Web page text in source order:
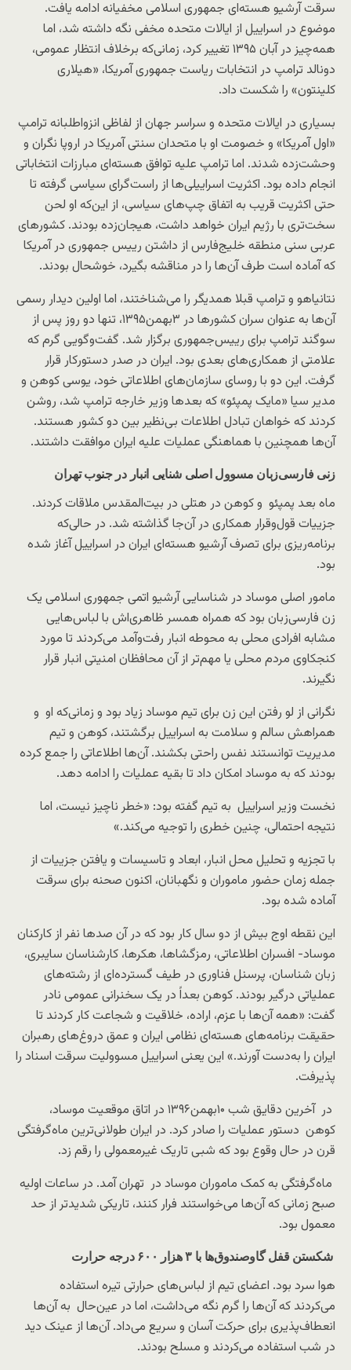
سرقت آرشیو هسته‌ای جمهوری اسلامی مخفیانه ادامه یافت.
موضوع در اسراییل از ایالات متحده مخفی نگه داشته شد، اما
همه‌چیز در آبان ۱۳۹۵ تغییر کرد، زمانی‌که برخلاف انتظار عمومی،
دونالد ترامپ در انتخابات ریاست جمهوری آمریکا، «هیلاری
کلینتون» را شکست داد.
بسیاری در ایالات متحده و سراسر جهان از لفاظی انزواطلبانه ترامپ
«اول آمریکا» و خصومت او با متحدان سنتی آمریکا در اروپا نگران و
وحشت‌زده شدند. اما ترامپ علیه توافق هسته‌ای مبارزات انتخاباتی
انجام داده بود. اکثریت اسراییلی‌ها از راست‌گرای سیاسی گرفته تا
حتی اکثریت قریب به اتفاق چپ‌های سیاسی، از این‌که او لحن
سخت‌تری با رژیم ایران خواهد داشت، هیجان‌زده بودند. کشورهای
عربی سنی منطقه خلیج‌فارس از داشتن رییس جمهوری در آمریکا
که آماده است طرف آن‌ها را در مناقشه بگیرد، خوشحال بودند.
نتانیاهو و ترامپ قبلا همدیگر را می‌شناختند، اما اولین دیدار رسمی
آن‌ها به عنوان سران کشورها در ۳بهمن۱۳۹۵، تنها دو روز پس از
سوگند ترامپ برای رییس‌جمهوری برگزار شد. گفت‌وگویی گرم که
علامتی از همکاری‌های بعدی بود. ایران در صدر دستورکار قرار
گرفت. این دو با روسای سازمان‌های اطلاعاتی خود، یوسی کوهن و
مدیر سیا «مایک پمپئو» که بعدها وزیر خارجه ترامپ شد، روشن
کردند که خواهان تبادل اطلاعات بی‌نظیر بین دو کشور هستند.
آن‌ها همچنین با هماهنگی عملیات علیه ایران موافقت داشتند.
زنی فارسی‌زبان مسوول اصلی شنایی انبار در جنوب تهران
ماه بعد پمپئو و کوهن در هتلی در بیت‌المقدس ملاقات کردند.
جزییات قول‌و‌قرار همکاری در آن‌جا گذاشته شد. در حالی‌که
برنامه‌ریزی برای تصرف آرشیو هسته‌ای ایران در اسراییل آغاز شده
بود.
مامور اصلی موساد در شناسایی آرشیو اتمی جمهوری اسلامی یک
زن فارسی‌زبان بود که همراه همسر ظاهری‌اش با لباس‌هایی
مشابه افرادی محلی به محوطه انبار رفت‌وآمد می‌کردند تا مورد
کنجکاوی مردم محلی یا مهم‌تر از آن محافظان امنیتی انبار قرار
نگیرند.
نگرانی از لو رفتن این زن برای تیم موساد زیاد بود و زمانی‌که او و
همراهش سالم و سلامت به اسراییل برگشتند، کوهن و تیم
مدیریت توانستند نفس راحتی بکشند. آن‌ها اطلاعاتی را جمع کرده
بودند که به موساد امکان داد تا بقیه عملیات را ادامه دهد.
نخست وزیر اسراییل به تیم گفته بود: «خطر ناچیز نیست، اما
نتیجه احتمالی، چنین خطری را توجیه می‌کند.»
با تجزیه و تحلیل محل انبار، ابعاد و تاسیسات و یافتن جزییات از
جمله زمان حضور ماموران و نگهبانان، اکنون صحنه برای سرقت
آماده شده بود.
این نقطه اوج بیش از دو سال کار بود که در آن صدها نفر از کارکنان
موساد- افسران اطلاعاتی، رمزگشاها، هکرها، کارشناسان سایبری،
زبان شناسان، پرسنل فناوری در طیف گسترده‌ای از رشته‌های
عملیاتی درگیر بودند. کوهن بعداً در یک سخنرانی عمومی نادر
گفت: «همه آن‌ها با عزم، اراده، خلاقیت و شجاعت کار کردند تا
حقیقت برنامه‌های هسته‌ای نظامی ایران و عمق دروغ‌های رهبران
ایران را به‌دست آورند.» این یعنی اسراییل مسوولیت سرقت اسناد را
پذیرفت.
در آخرین دقایق شب ۱۰بهمن۱۳۹۶ در اتاق موقعیت موساد،
کوهن دستور عملیات را صادر کرد. در ایران طولانی‌ترین ماه‌گرفتگی
قرن در حال وقوع بود که شبی تاریک غیرمعمولی را رقم زد.
ماه‌گرفتگی به کمک ماموران موساد در تهران آمد. در ساعات اولیه
صبح زمانی که آن‌ها می‌خواستند فرار کنند، تاریکی شدیدتر از حد
معمول بود.
شکستن قفل گاوصندوق‌ها با ۳ هزار ۶۰۰ درجه حرارت
هوا سرد بود. اعضای تیم از لباس‌های حرارتی تیره استفاده
می‌کردند که آن‌ها را گرم نگه می‌داشت، اما در عین‌حال به آن‌ها
انعطاف‌پذیری برای حرکت آسان و سریع می‌داد. آن‌ها از عینک دید
در شب استفاده می‌کردند و مسلح بودند.